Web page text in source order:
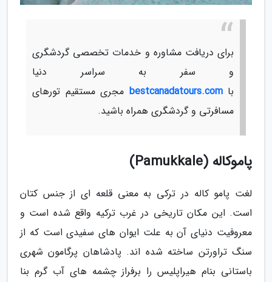
برای دریافت مشاوره و خدمات تخصصی گردشگری
و سفر به سراسر دنیا
باbestcanadatours.com مجری مستقیم تورهای
مسافرتی و گردشگری همراه باشید.
پاموکاله (Pamukkale)
لغت پامو کاله در ترکی به معنی قلعه ای از جنس کتان
است. این مکان تاریخی در غرب ترکیه واقع شده است و
معروفیت دنیای آن به علت ایوان های سفیدی است که از
سنگ تراورتن ساخته شده اند. پادشاهان پرگامون شهری
باستانی بنام هیراپلیس را برفراز چشمه های آب گرم بنا